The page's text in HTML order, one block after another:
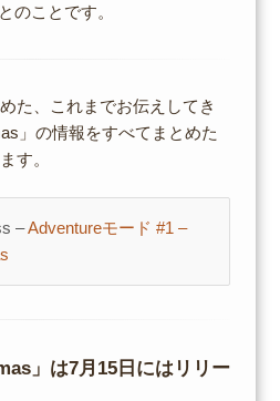
のことです。
た、これまでお伝えしてき
」の情報をすべてまとめた
す。
–Adventureモード #1 –
」は7月15日にはリリー